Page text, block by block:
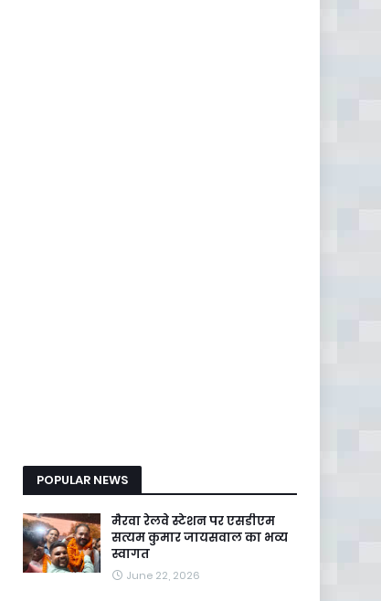
POPULAR NEWS
मैरवा रेलवे स्टेशन पर एसडीएम
सत्यम कुमार जायसवाल का भव्य
स्वागत
June 22, 2026